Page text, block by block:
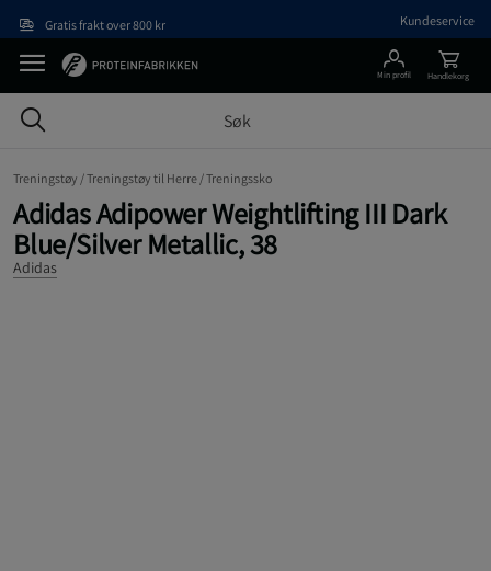
Gratis frakt over 800 kr Kundeservice
Min profil Handlekorg
Treningstøy /Treningstøy til Herre /Treningssko
Adidas Adipower Weightlifting III Dark
Blue/Silver Metallic, 38
Adidas